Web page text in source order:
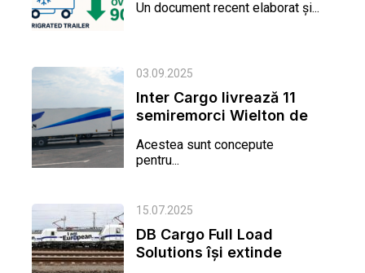
semiremorcilor...
Un document recent elaborat și...
03.09.2025
Inter Cargo livrează 11
semiremorci Wielton de
Courier
Acestea sunt concepute
pentru...
15.07.2025
DB Cargo Full Load
Solutions își extinde